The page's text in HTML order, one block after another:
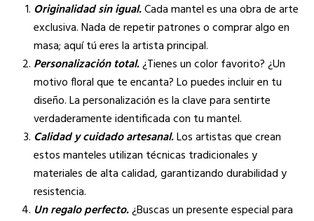
Originalidad sin igual.Cada mantel es una obra de arte
exclusiva. Nada de repetir patrones o comprar algo en
masa; aquí tú eres la artista principal.
Personalización total.¿Tienes un color favorito? ¿Un
motivo floral que te encanta? Lo puedes incluir en tu
diseño. La personalización es la clave para sentirte
verdaderamente identificada con tu mantel.
Calidad y cuidado artesanal.Los artistas que crean
estos manteles utilizan técnicas tradicionales y
materiales de alta calidad, garantizando durabilidad y
resistencia.
Un regalo perfecto.¿Buscas un presente especial para